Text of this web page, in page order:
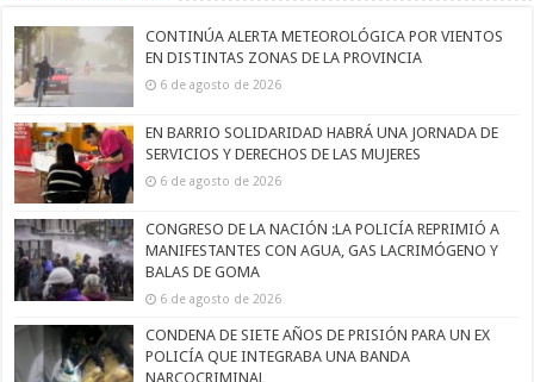
CONTINÚA ALERTA METEOROLÓGICA POR VIENTOS
EN DISTINTAS ZONAS DE LA PROVINCIA
6 de agosto de 2026
EN BARRIO SOLIDARIDAD HABRÁ UNA JORNADA DE
SERVICIOS Y DERECHOS DE LAS MUJERES
6 de agosto de 2026
CONGRESO DE LA NACIÓN :LA POLICÍA REPRIMIÓ A
MANIFESTANTES CON AGUA, GAS LACRIMÓGENO Y
BALAS DE GOMA
6 de agosto de 2026
CONDENA DE SIETE AÑOS DE PRISIÓN PARA UN EX
POLICÍA QUE INTEGRABA UNA BANDA
NARCOCRIMINAL